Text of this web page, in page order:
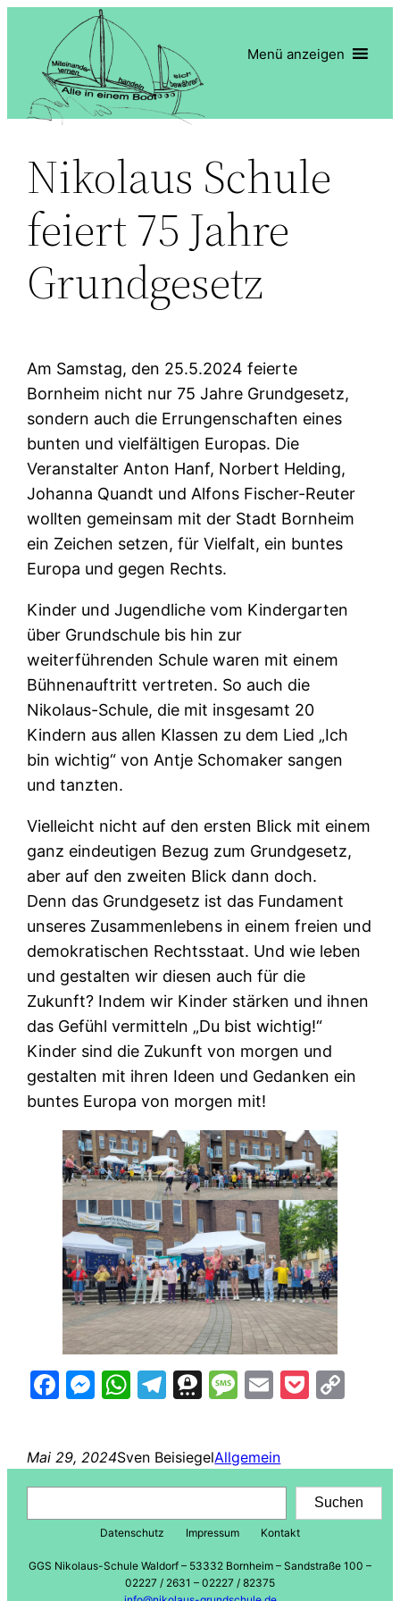
springen
Menü anzeigen
Nikolaus Schule
feiert 75 Jahre
Grundgesetz
Am Samstag, den 25.5.2024 feierte
Bornheim nicht nur 75 Jahre Grundgesetz,
sondern auch die Errungenschaften eines
bunten und vielfältigen Europas. Die
Veranstalter Anton Hanf, Norbert Helding,
Johanna Quandt und Alfons Fischer-Reuter
wollten gemeinsam mit der Stadt Bornheim
ein Zeichen setzen, für Vielfalt, ein buntes
Europa und gegen Rechts.
Kinder und Jugendliche vom Kindergarten
über Grundschule bis hin zur
weiterführenden Schule waren mit einem
Bühnenauftritt vertreten. So auch die
Nikolaus-Schule, die mit insgesamt 20
Kindern aus allen Klassen zu dem Lied „Ich
bin wichtig“ von Antje Schomaker sangen
und tanzten.
Vielleicht nicht auf den ersten Blick mit einem
ganz eindeutigen Bezug zum Grundgesetz,
aber auf den zweiten Blick dann doch.
Denn das Grundgesetz ist das Fundament
unseres Zusammenlebens in einem freien und
demokratischen Rechtsstaat. Und wie leben
und gestalten wir diesen auch für die
Zukunft? Indem wir Kinder stärken und ihnen
das Gefühl vermitteln „Du bist wichtig!“
Kinder sind die Zukunft von morgen und
gestalten mit ihren Ideen und Gedanken ein
buntes Europa von morgen mit!
Facebook
Messenger
WhatsApp
Telegram
Threema
Message
Email
Mai 29, 2024Sven BeisiegelAllgemein
Suchen
Datenschutz Impressum Kontakt
GGS Nikolaus-Schule Waldorf – 53332 Bornheim – Sandstraße 100 –
02227 / 2631 – 02227 / 82375